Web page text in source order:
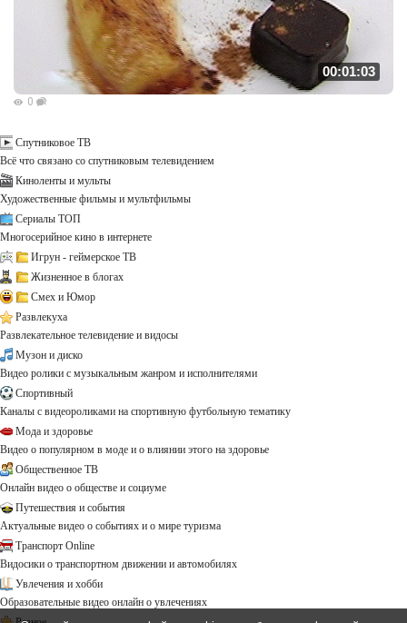
00:01:03
0
Спутниковое ТВ
Всё что связано со спутниковым телевидением
Киноленты и мульты
Художественные фильмы и мультфильмы
Сериалы ТОП
Многосерийное кино в интернете
Игрун - геймерское ТВ
Жизненное в блогах
Смех и Юмор
Развлекуха
Развлекательное телевидение и видосы
Музон и диско
Видео ролики с музыкальным жанром и исполнителями
Спортивный
Каналы с видеороликами на спортивную футбольную тематику
Мода и здоровье
Видео о популярном в моде и о влиянии этого на здоровье
Общественное ТВ
Онлайн видео о обществе и социуме
Путешествия и события
Актуальные видео о событиях и о мире туризма
Транспорт Online
Видосики о транспортном движении и автомобилях
Увлечения и хобби
Образовательные видео онлайн о увлечениях